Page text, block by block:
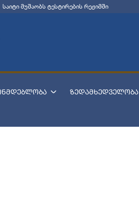
საიტი მუშაობს ტესტირების რეჟიმში
ზედამხედველობა